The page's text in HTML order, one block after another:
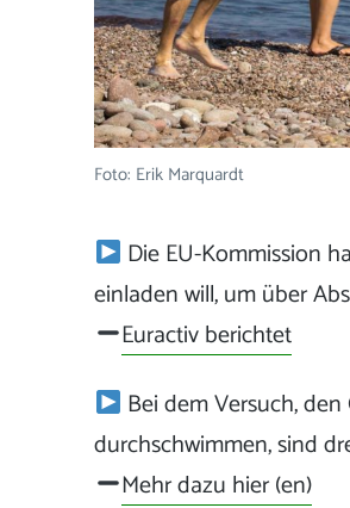
Foto: Erik Marquardt
Die EU-Kommission
einladen will, um über
Euractiv berichtet
Bei dem Versuch,
durchschwimmen, sind
Mehr dazu hier (en)